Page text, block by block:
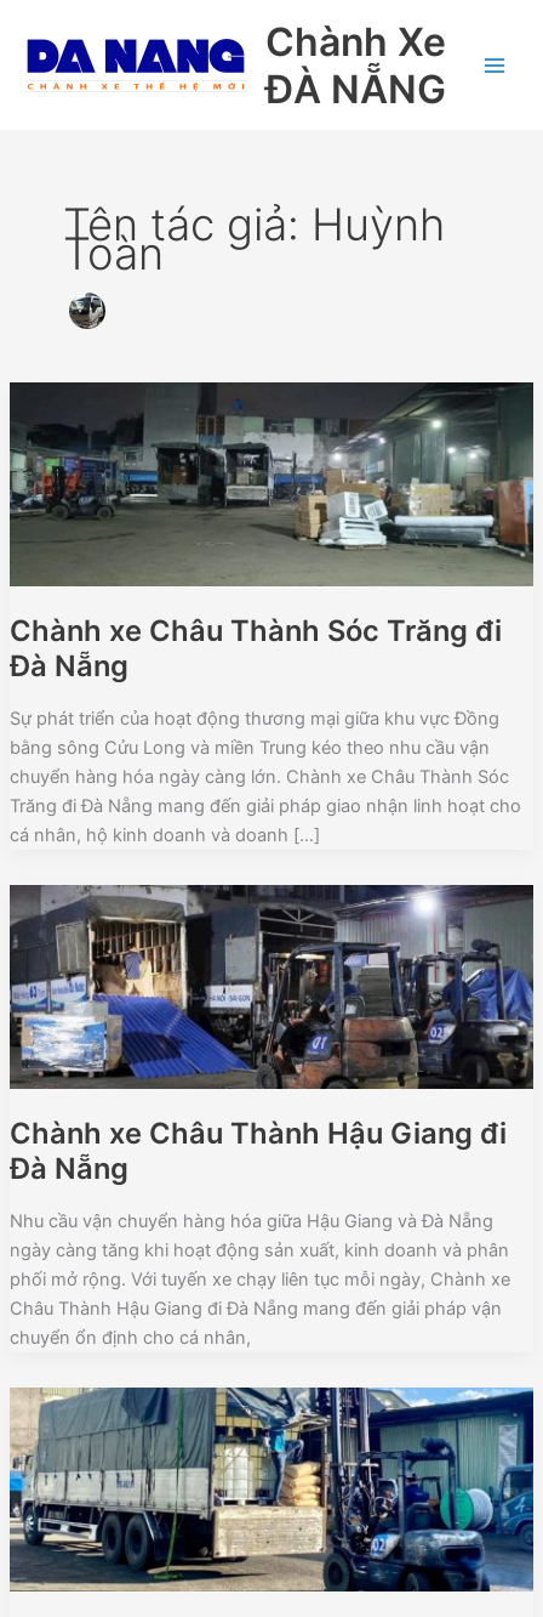
Chành Xe
ĐÀ NẴNG
Tên tác giả: Huỳnh
Toàn
Chành xe Châu Thành Sóc Trăng đi
Đà Nẵng
Sự phát triển của hoạt động thương mại giữa khu vực Đồng
bằng sông Cửu Long và miền Trung kéo theo nhu cầu vận
chuyển hàng hóa ngày càng lớn. Chành xe Châu Thành Sóc
Trăng đi Đà Nẵng mang đến giải pháp giao nhận linh hoạt cho
cá nhân, hộ kinh doanh và doanh […]
Chành xe Châu Thành Hậu Giang đi
Đà Nẵng
Nhu cầu vận chuyển hàng hóa giữa Hậu Giang và Đà Nẵng
ngày càng tăng khi hoạt động sản xuất, kinh doanh và phân
phối mở rộng. Với tuyến xe chạy liên tục mỗi ngày, Chành xe
Châu Thành Hậu Giang đi Đà Nẵng mang đến giải pháp vận
chuyển ổn định cho cá nhân,